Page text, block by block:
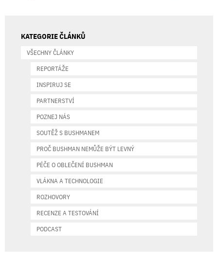
KATEGORIE ČLÁNKŮ
VŠECHNY ČLÁNKY
REPORTÁŽE
INSPIRUJ SE
PARTNERSTVÍ
POZNEJ NÁS
SOUTĚŽ S BUSHMANEM
PROČ BUSHMAN NEMŮŽE BÝT LEVNÝ
PÉČE O OBLEČENÍ BUSHMAN
VLÁKNA A TECHNOLOGIE
ROZHOVORY
RECENZE A TESTOVÁNÍ
PODCAST